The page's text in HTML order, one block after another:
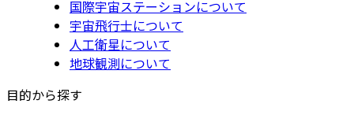
国際宇宙ステーションについて
宇宙飛行士について
人工衛星について
地球観測について
目的から探す